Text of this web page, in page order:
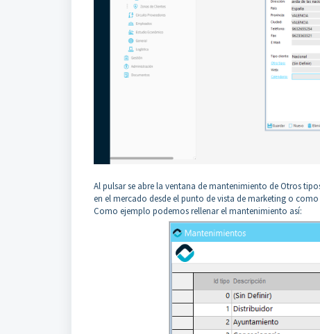
Al pulsar se abre la ventana de mantenimiento de Otros
en el mercado desde el punto de vista de marketing o
Como ejemplo podemos rellenar el mantenimiento así: